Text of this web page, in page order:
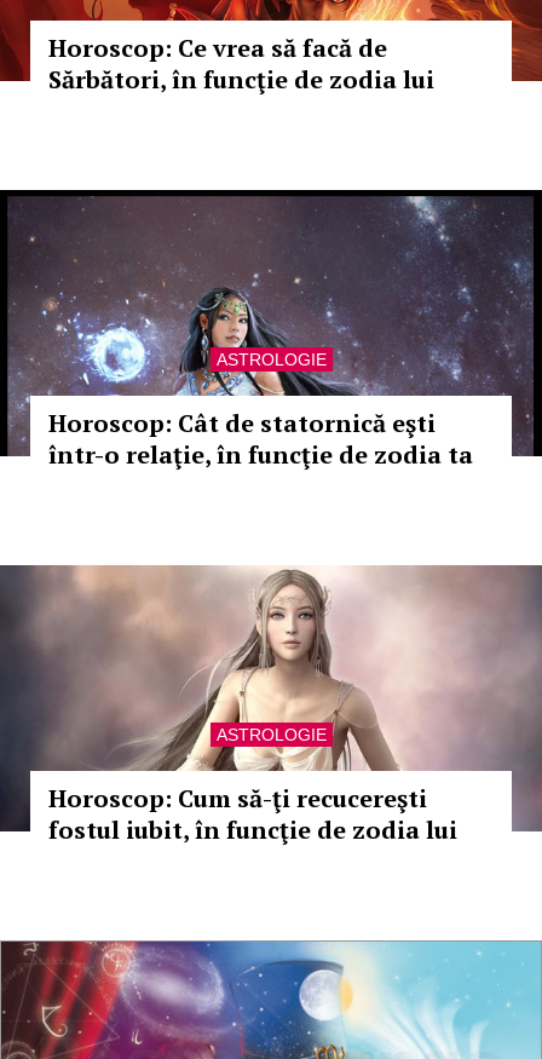
Horoscop: Ce vrea să facă de
Sărbători, în funcţie de zodia lui
ASTROLOGIE
Horoscop: Cât de statornică eşti
într-o relaţie, în funcţie de zodia ta
ASTROLOGIE
Horoscop: Cum să-ţi recucereşti
fostul iubit, în funcţie de zodia lui